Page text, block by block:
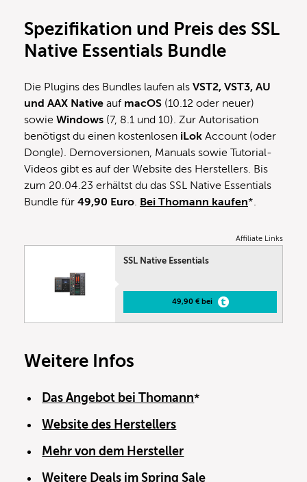
Spezifikation und Preis des SSL
Native Essentials Bundle
Die Plugins des Bundles laufen als VST2, VST3, AU
und AAX Native auf macOS (10.12 oder neuer)
sowie Windows (7, 8.1 und 10). Zur Autorisation
benötigst du einen kostenlosen iLok Account (oder
Dongle). Demoversionen, Manuals sowie Tutorial-
Videos gibt es auf der Website des Herstellers. Bis
zum 20.04.23 erhältst du das SSL Native Essentials
Bundle für 49,90 Euro. Bei Thomann kaufen*.
Affiliate Links
SSL Native Essentials
49,90 € bei
Weitere Infos
Das Angebot bei Thomann*
Website des Herstellers
Mehr von dem Hersteller
Weitere Deals im Spring Sale